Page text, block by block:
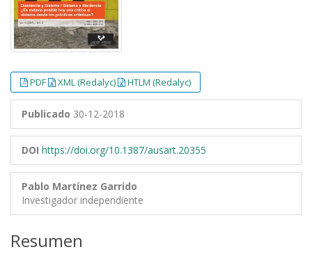
PDF XML (Redalyc) HTLM (Redalyc)
Publicado 30-12-2018
DOI https://doi.org/10.1387/ausart.20355
Pablo Martínez Garrido
Investigador independiente
Resumen